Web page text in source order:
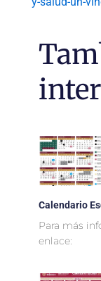
Calendario
Para más
enlace: